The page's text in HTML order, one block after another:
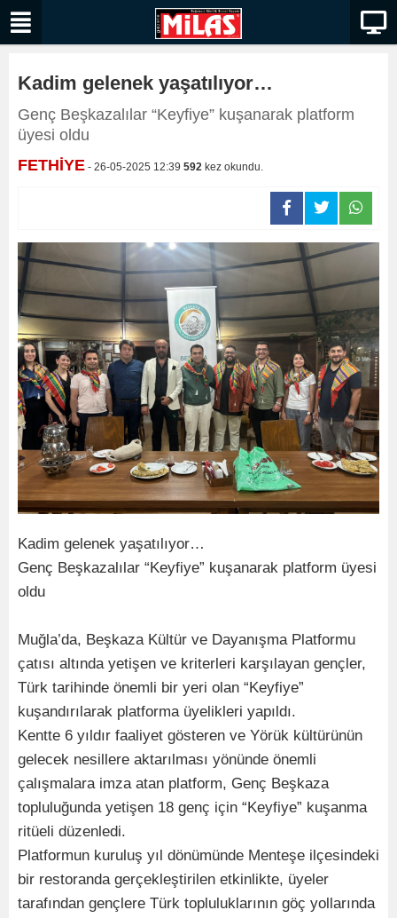
Kadim gelenek yaşatılıyor…
Genç Beşkazalılar “Keyfiye” kuşanarak platform
üyesi oldu
FETHİYE - 26-05-2025 12:39 592 kez okundu.
Kadim gelenek yaşatılıyor…
Genç Beşkazalılar “Keyfiye” kuşanarak platform üyesi
oldu
Muğla’da, Beşkaza Kültür ve Dayanışma Platformu
çatısı altında yetişen ve kriterleri karşılayan gençler,
Türk tarihinde önemli bir yeri olan “Keyfiye”
kuşandırılarak platforma üyelikleri yapıldı.
Kentte 6 yıldır faaliyet gösteren ve Yörük kültürünün
gelecek nesillere aktarılması yönünde önemli
çalışmalara imza atan platform, Genç Beşkaza
topluluğunda yetişen 18 genç için “Keyfiye” kuşanma
ritüeli düzenledi.
Platformun kuruluş yıl dönümünde Menteşe ilçesindeki
bir restoranda gerçekleştirilen etkinlikte, üyeler
tarafından gençlere Türk topluluklarının göç yollarında